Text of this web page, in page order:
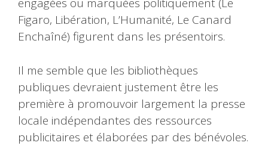
engagées ou marquées politiquement (Le
Figaro, Libération, L’Humanité, Le Canard
Enchaîné) figurent dans les présentoirs.
Il me semble que les bibliothèques
publiques devraient justement être les
première à promouvoir largement la presse
locale indépendantes des ressources
publicitaires et élaborées par des bénévoles.